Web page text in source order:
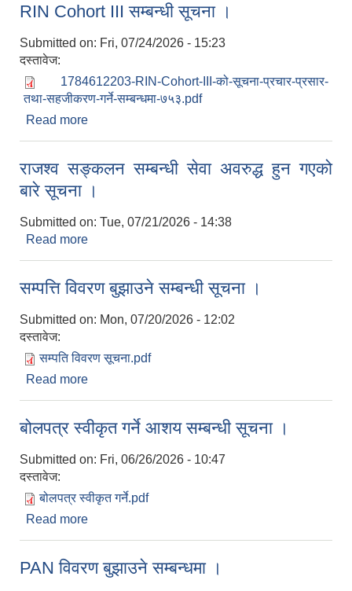
RIN Cohort III सम्बन्धी सूचना ।
Submitted on: Fri, 07/24/2026 - 15:23
दस्तावेज:
1784612203-RIN-Cohort-III-को-सूचना-प्रचार-प्रसार-
तथा-सहजीकरण-गर्ने-सम्बन्धमा-७५३.pdf
Read more
राजश्व सङ्कलन सम्बन्धी सेवा अवरुद्ध हुन गएको
बारे सूचना ।
Submitted on: Tue, 07/21/2026 - 14:38
Read more
सम्पत्ति विवरण बुझाउने सम्बन्धी सूचना ।
Submitted on: Mon, 07/20/2026 - 12:02
दस्तावेज:
सम्पति विवरण सूचना.pdf
Read more
बोलपत्र स्वीकृत गर्ने आशय सम्बन्धी सूचना ।
Submitted on: Fri, 06/26/2026 - 10:47
दस्तावेज:
बोलपत्र स्वीकृत गर्ने.pdf
Read more
PAN विवरण बुझाउने सम्बन्धमा ।